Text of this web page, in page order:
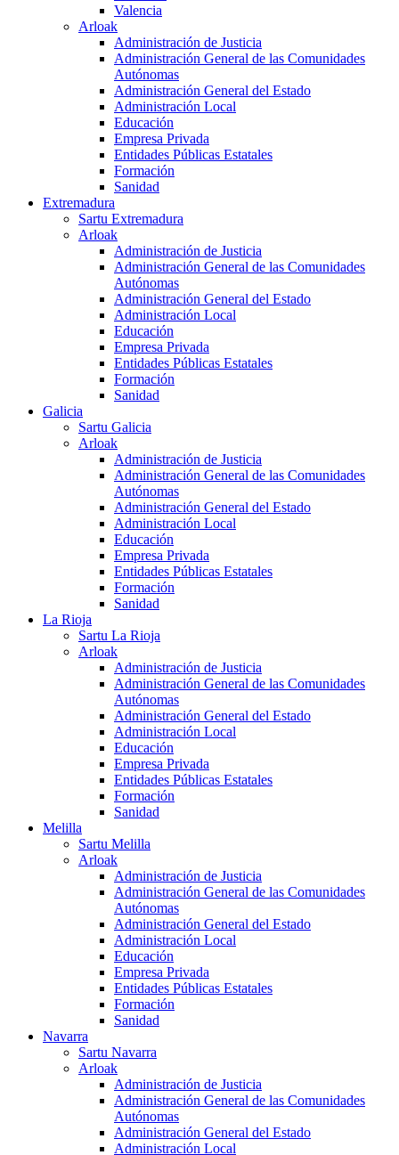
Valencia
Arloak
Administración de Justicia
Administración General de las Comunidades
Autónomas
Administración General del Estado
Administración Local
Educación
Empresa Privada
Entidades Públicas Estatales
Formación
Sanidad
Extremadura
Sartu Extremadura
Arloak
Administración de Justicia
Administración General de las Comunidades
Autónomas
Administración General del Estado
Administración Local
Educación
Empresa Privada
Entidades Públicas Estatales
Formación
Sanidad
Galicia
Sartu Galicia
Arloak
Administración de Justicia
Administración General de las Comunidades
Autónomas
Administración General del Estado
Administración Local
Educación
Empresa Privada
Entidades Públicas Estatales
Formación
Sanidad
La Rioja
Sartu La Rioja
Arloak
Administración de Justicia
Administración General de las Comunidades
Autónomas
Administración General del Estado
Administración Local
Educación
Empresa Privada
Entidades Públicas Estatales
Formación
Sanidad
Melilla
Sartu Melilla
Arloak
Administración de Justicia
Administración General de las Comunidades
Autónomas
Administración General del Estado
Administración Local
Educación
Empresa Privada
Entidades Públicas Estatales
Formación
Sanidad
Navarra
Sartu Navarra
Arloak
Administración de Justicia
Administración General de las Comunidades
Autónomas
Administración General del Estado
Administración Local